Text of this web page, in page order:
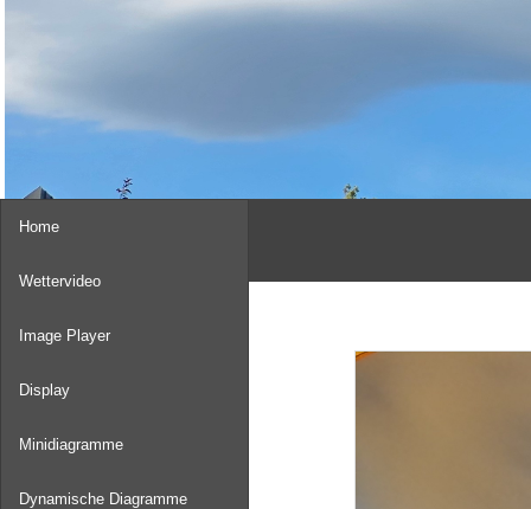
Home
Wettervideo
Image Player
Display
Minidiagramme
Dynamische Diagramme